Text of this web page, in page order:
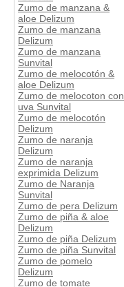
Zumo de manzana &
aloe Delizum
Zumo de manzana
Delizum
Zumo de manzana
Sunvital
Zumo de melocotón &
aloe Delizum
Zumo de melocoton con
uva Sunvital
Zumo de melocotón
Delizum
Zumo de naranja
Delizum
Zumo de naranja
exprimida Delizum
Zumo de Naranja
Sunvital
Zumo de pera Delizum
Zumo de piña & aloe
Delizum
Zumo de piña Delizum
Zumo de piña Sunvital
Zumo de pomelo
Delizum
Zumo de tomate